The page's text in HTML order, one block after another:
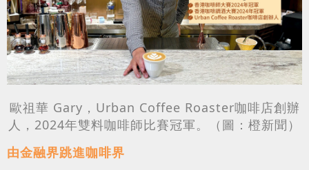
歐祖華 Gary，Urban Coffee Roaster咖啡店創辦
人，2024年雙料咖啡師比賽冠軍。（圖：橙新聞）
由金融界跳進咖啡界